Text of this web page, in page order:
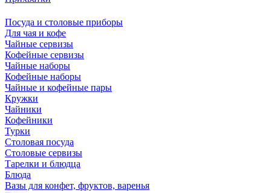
Посуда и столовые приборы
Для чая и кофе
Чайные сервизы
Кофейные сервизы
Чайные наборы
Кофейные наборы
Чайные и кофейные пары
Кружки
Чайники
Кофейники
Турки
Столовая посуда
Столовые сервизы
Тарелки и блюдца
Блюда
Вазы для конфет, фруктов, варенья